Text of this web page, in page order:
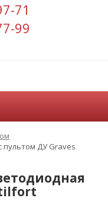
71
99
пультом ДУ Graves